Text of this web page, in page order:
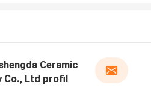
Ceramic
Co., Ltd profil